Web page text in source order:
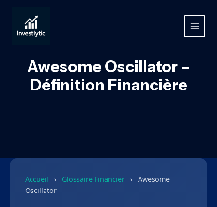
contenu
MAIN
Awesome Oscillator –
Définition Financière
Accueil › Glossaire Financier ›
Awesome
Oscillator